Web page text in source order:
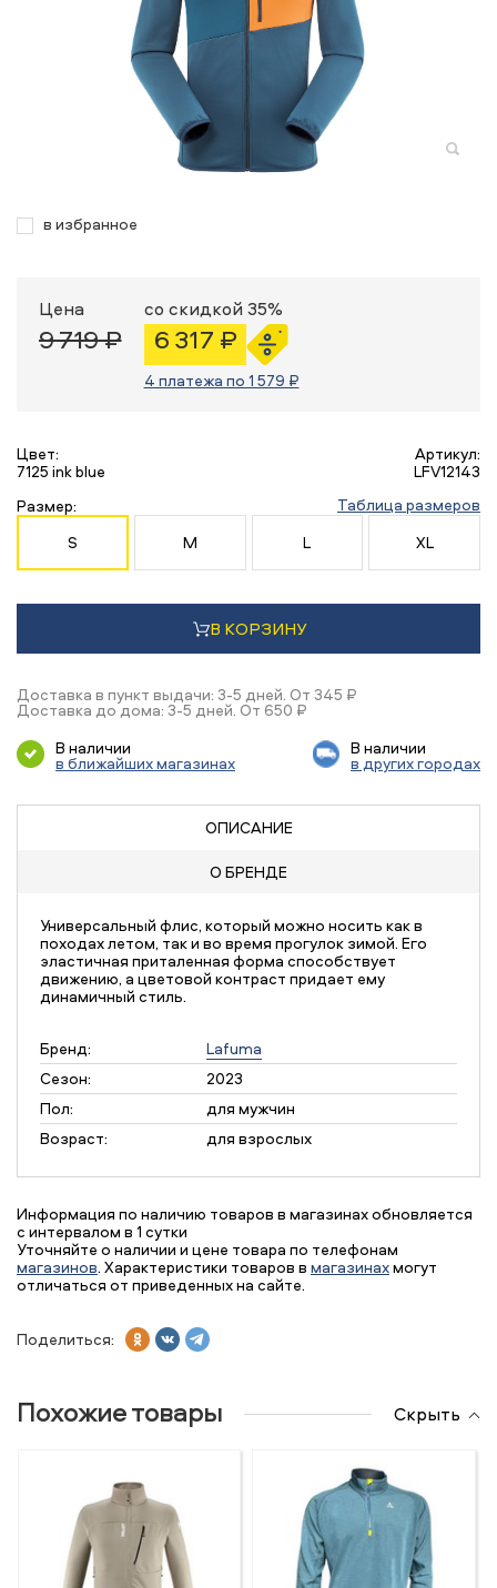
в избранное
Цена
9 719 ₽
со скидкой 35%
6 317 ₽
4 платежа по 1 579 ₽
Цвет:
7125 ink blue
Артикул:
LFV12143
Размер:
Таблица размеров
S
M L XL
В КОРЗИНУ
Доставка в пункт выдачи: 3-5 дней. От 345 ₽
Доставка до дома: 3-5 дней. От 650 ₽
В наличии
в ближайших магазинах
В наличии
в других городах
ОПИСАНИЕ
О БРЕНДЕ
Универсальный флис, который можно носить как в
походах летом, так и во время прогулок зимой. Его
эластичная приталенная форма способствует
движению, а цветовой контраст придает ему
динамичный стиль.
Бренд:
Lafuma
Сезон:
2023
Пол:
для мужчин
Возраст:
для взрослых
Информация по наличию товаров в магазинах обновляется
с интервалом в 1 сутки
Уточняйте о наличии и цене товара по телефонам
магазинов. Характеристики товаров в магазинахмогут
отличаться от приведенных на сайте.
Поделиться:
Похожие товары Скрыть